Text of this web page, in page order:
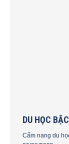
DU HỌC
Cẩm nang du